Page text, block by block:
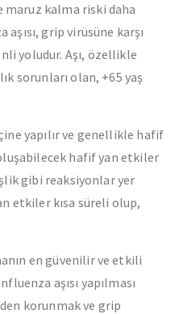
maruz kalma riski daha
grip virüsüne karşı
yoludur. Aşı, özellikle
sorunları olan, +65 yaş
yapılır ve genellikle hafif
hafif yan etkiler
gibi reaksiyonlar yer
etkiler kısa süreli olup,
en güvenilir ve etkili
aşısı yapılması
korunmak ve grip